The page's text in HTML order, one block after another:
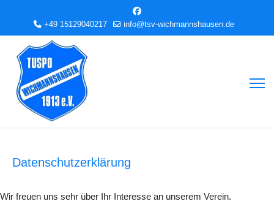
+49 15129040217 info@tsv-wichmannshausen.de
Datenschutzerklärung
Wir freuen uns sehr über Ihr Interesse an unserem Verein.